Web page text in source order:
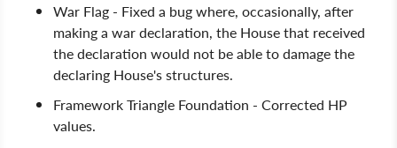
War Flag - Fixed a bug where, occasionally, after
making a war declaration, the House that received
the declaration would not be able to damage the
declaring House's structures.
Framework Triangle Foundation - Corrected HP
values.